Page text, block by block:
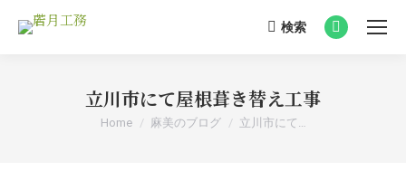
Search:
検索
Facebook
立川市にて屋根葺き替え工事
You are here:
Home 麻美のブログ 立川市にて…